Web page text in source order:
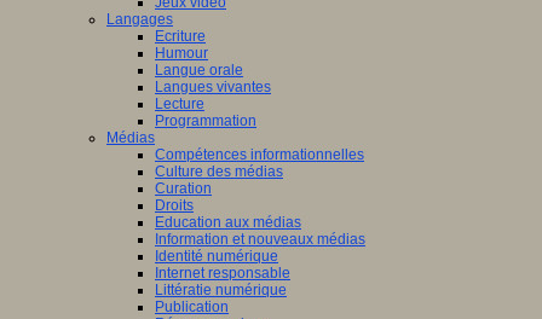
Langages
Ecriture
Humour
Langue orale
Langues vivantes
Lecture
Programmation
Médias
Compétences informationnelles
Culture des médias
Curation
Droits
Education aux médias
Information et nouveaux médias
Identité numérique
Internet responsable
Littératie numérique
Publication